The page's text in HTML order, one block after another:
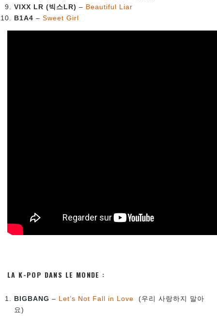
VIXX LR (빅스LR) – Beautiful Liar
B1A4 – Sweet Girl
LA K-POP DANS LE MONDE :
BIGBANG – Let’s Not Fall in Love (우리 사랑하지 말아
요)